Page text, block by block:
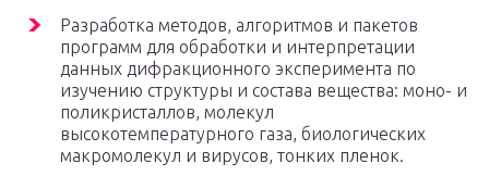
Разработка методов, алгоритмов и пакетов
программ для обработки и интерпретации
данных дифракционного эксперимента по
изучению структуры и состава вещества: моно- и
поликристаллов, молекул
высокотемпературного газа, биологических
макромолекул и вирусов, тонких пленок.